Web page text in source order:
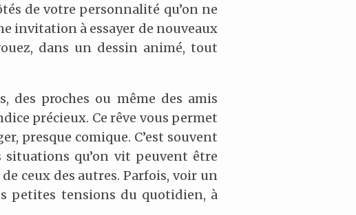
de votre personnalité qu’on ne
invitation à essayer de nouveaux
dans un dessin animé, tout
des proches ou même des amis
précieux. Ce rêve vous permet
presque comique. C’est souvent
situations qu’on vit peuvent être
ceux des autres. Parfois, voir un
petites tensions du quotidien, à